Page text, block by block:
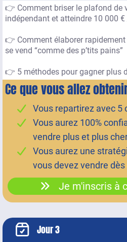
👉 Comment briser le plafond de
indépendant et atteindre 10 000
👉 Comment élaborer
se vend “comme des p’tits pains”
👉 5 méthodes pour gagner plus
Ce que vous allez
Vous repartirez avec
Vous aurez 100%
vendre plus et plus
Vous aurez une
vous devez vendre
Je m'inscris à
Jour 3